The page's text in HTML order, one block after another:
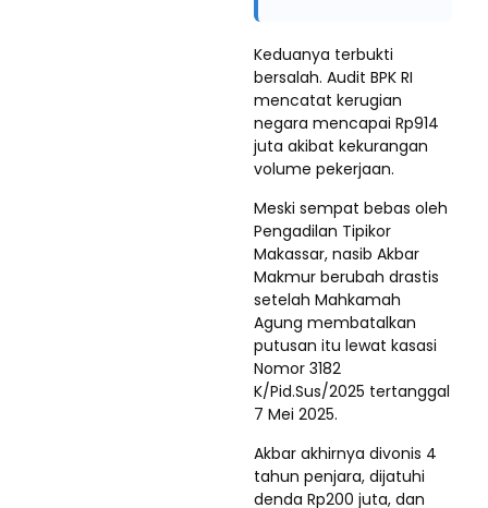
Keduanya terbukti
bersalah. Audit BPK RI
mencatat kerugian
negara mencapai Rp914
juta akibat kekurangan
volume pekerjaan.
Meski sempat bebas oleh
Pengadilan Tipikor
Makassar, nasib Akbar
Makmur berubah drastis
setelah Mahkamah
Agung membatalkan
putusan itu lewat kasasi
Nomor 3182
K/Pid.Sus/2025 tertanggal
7 Mei 2025.
Akbar akhirnya divonis 4
tahun penjara, dijatuhi
denda Rp200 juta, dan